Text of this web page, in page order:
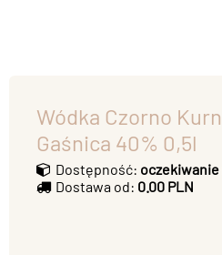
Wódka Czorno
Gaśnica 40% 0,5l
Dostępność:
Dostawa od: 0.00 PLN